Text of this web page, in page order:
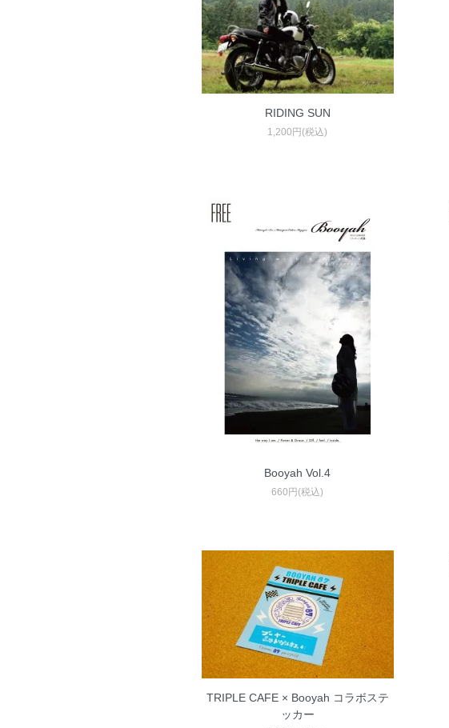
RIDING SUN
1,200円(税込)
Booyah Vol.4
660円(税込)
TRIPLE CAFE × Booyah コラボステ
ッカー